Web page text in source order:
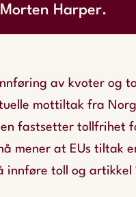
Harper.
av kvoter og
mottiltak fra
fastsetter tollfrihet
mener at EUs tiltak
innføre toll og artikkel